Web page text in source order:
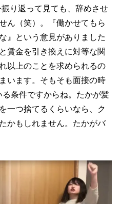
返って見ても、辞めさせ
ん（笑）。『働かせてもら
』という意見がありました
賃金を引き換えに対等な関
以上のことを求められるの
います。そもそも面接の時
条件ですからね。たかが髪
一つ捨てるくらいなら、ク
かもしれません。たかがバ